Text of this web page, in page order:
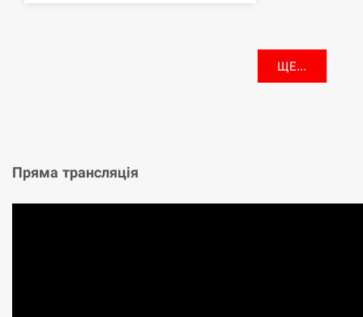
ЩЕ...
Пряма трансляція